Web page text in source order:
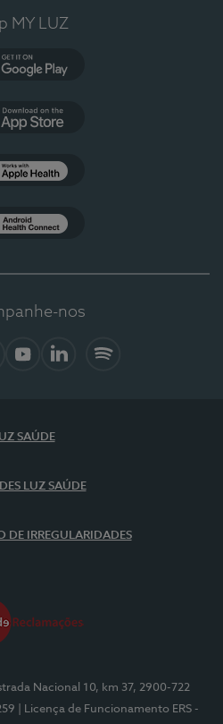
MY LUZ
nos
SAÚDE
LUZ SAÚDE
DE IRREGULARIDADES
Nacional 10, km 37, 2900-722
| Licença de Funcionamento ERS -